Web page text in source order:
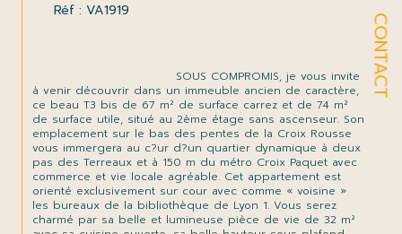
CONTACT
Réf : VA1919
à venir découvrir dans un immeuble ancien de caractère,
ce beau T3 bis de 67 m² de surface carrez et de 74 m²
de surface utile, situé au 2ème étage sans ascenseur. Son
emplacement sur le bas des pentes de la Croix Rousse
vous immergera au c?ur d?un quartier dynamique à deux
pas des Terreaux et à 150 m du métro Croix Paquet avec
commerce et vie locale agréable. Cet appartement est
orienté exclusivement sur cour avec comme « voisine »
les bureaux de la bibliothèque de Lyon 1. Vous serez
charmé par sa belle et lumineuse pièce de vie de 32 m²